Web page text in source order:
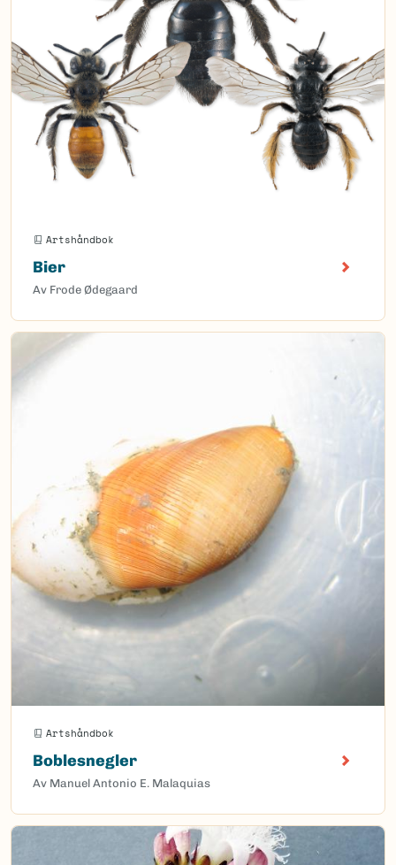
Artshåndbok
Bier
Av Frode Ødegaard
Artshåndbok
Boblesnegler
Av Manuel Antonio E. Malaquias